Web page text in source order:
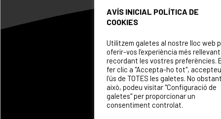
RUGBY
NATACIÓ
ARTÍSTICA
AVÍS INICIAL POLÍTICA DE
COOKIES
Utilitzem galetes al nostre lloc web
oferir-vos l’experiència més rellevant
recordant les vostres preferències.
fer clic a "Accepta-ho tot", accepteu
l'ús de TOTES les galetes. No
això, podeu visitar "Configuració de
galetes" per proporcionar un
consentiment controlat.